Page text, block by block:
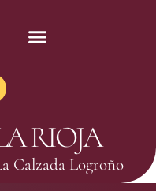
RIOJA
Calzada Logroño